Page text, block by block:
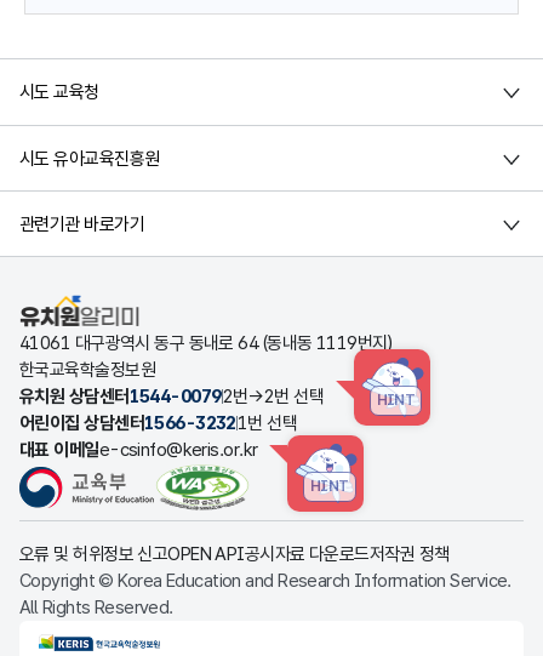
시도 교육청
시도 유아교육진흥원
관련기관 바로가기
유치원알리미
41061 대구광역시 동구 동내로 64 (동내동 1119번지)
한국교육학술정보원
유치원 상담센터 1544-00792번→2번 선택 HINT
어린이집 상담센터1566-32321번 선택
대표 이메일e-csinfo@keris.or.kr
HINT
오류 및 허위정보 신고OPEN API공시자료 다운로드저작권 정책
Copyright © Korea Education and Research Information Service.
All Rights Reserved.
KERIS한국교육학술정보원